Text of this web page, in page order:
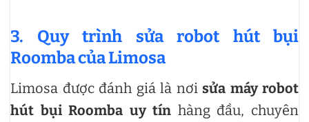
3. Quy trình sửa robot hút bụi
Roomba của Limosa
Limosa được đánh giá là nơi sửa máy robot
hút bụi Roomba uy tín hàng đầu, chuyên